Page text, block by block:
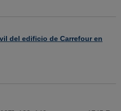
del edificio de Carrefour en